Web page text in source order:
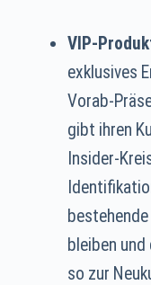
VIP-
exklusives
Vorab-
gibt ihren
Insider-
bleiben
so zur